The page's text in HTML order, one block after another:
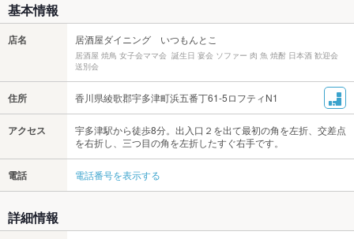
基本情報
店名 居酒屋ダイニング いつもんとこ
居酒屋 焼鳥 女子会ママ会 誕生日 宴会 ソファー 肉 魚 焼酎 日本酒 歓迎会
送別会
住所 香川県綾歌郡宇多津町浜五番丁61-5ロフティN1
アクセス
宇多津駅から徒歩8分。出入口２を出て最初の角を左折、交差点
を右折し、三つ目の角を左折したすぐ右手です。
電話 電話番号を表示する
詳細情報